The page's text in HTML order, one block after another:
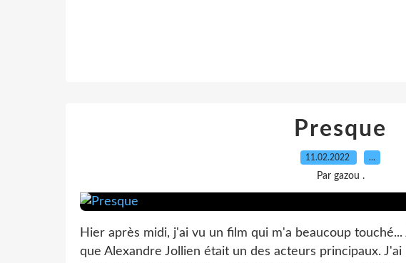
Presque
11.02.2022 …
Par gazou .
Hier après midi, j'ai vu un film qui m'a beaucoup
que Alexandre Jollien était un des acteurs principaux.